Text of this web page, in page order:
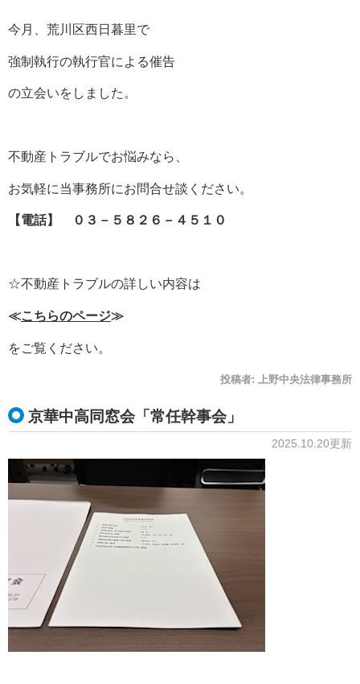
今月、荒川区西日暮里で
強制執行の執行官による催告
の立会いをしました。
不動産トラブルでお悩みなら、
お気軽に当事務所にお問合せ談ください。
【電話】 ０３－５８２６－４５１０
☆不動産トラブルの詳しい内容は
≪こちらのページ≫
をご覧ください。
投稿者: 上野中央法律事務所
京華中高同窓会「常任幹事会」
2025.10.20更新